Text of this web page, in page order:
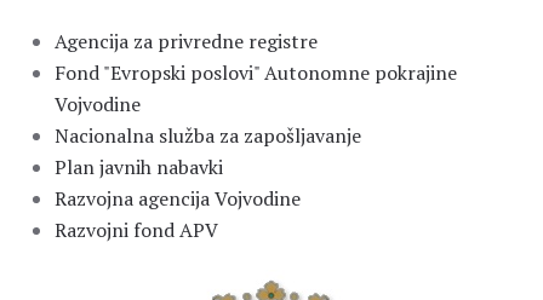
Agencija za privredne registre
Fond "Evropski poslovi" Autonomne pokrajine
Vojvodine
Nacionalna služba za zapošljavanje
Plan javnih nabavki
Razvojna agencija Vojvodine
Razvojni fond APV